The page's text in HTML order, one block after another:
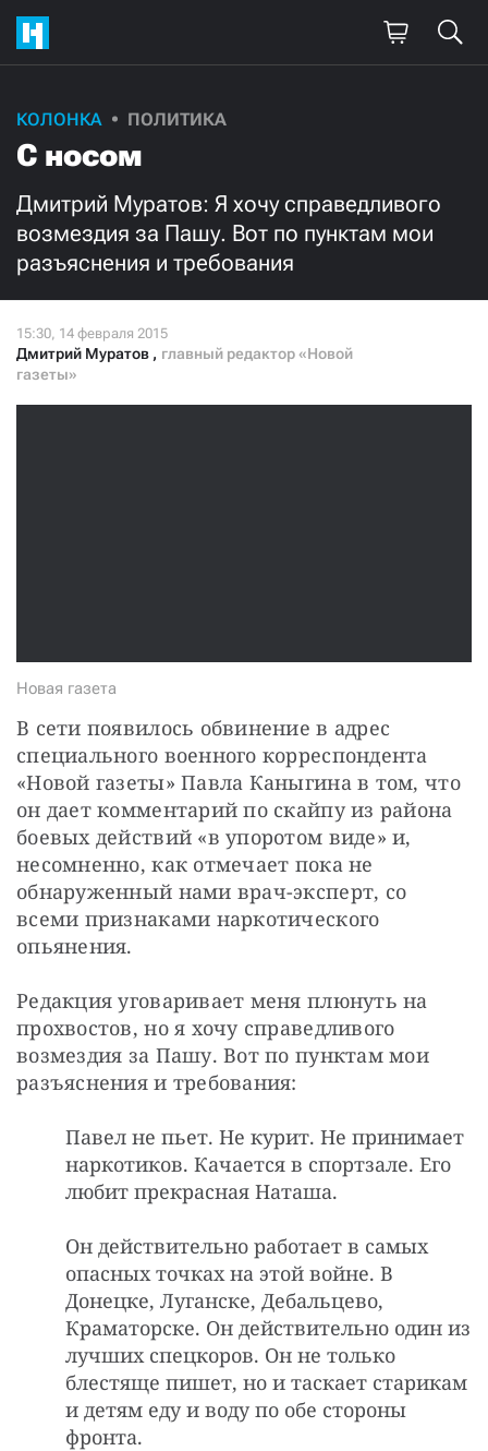
КОЛОНКА ПОЛИТИКА
С носом
Дмитрий Муратов: Я хочу справедливого
возмездия за Пашу. Вот по пунктам мои
разъяснения и требования
Дмитрий Муратов , главный редактор «Новой
газеты»
Новая газета
В сети появилось обвинение в адрес
специального военного корреспондента
«Новой газеты» Павла Каныгина в том, что
он дает комментарий по скайпу из района
боевых действий «в упоротом виде» и,
несомненно, как отмечает пока не
обнаруженный нами врач-эксперт, со
всеми признаками наркотического
опьянения.
Редакция уговаривает меня плюнуть на
прохвостов, но я хочу справедливого
возмездия за Пашу. Вот по пунктам мои
разъяснения и требования:
Павел не пьет. Не курит. Не принимает
наркотиков. Качается в спортзале. Его
любит прекрасная Наташа.
Он действительно работает в самых
опасных точках на этой войне. В
Донецке, Луганске, Дебальцево,
Краматорске. Он действительно один из
лучших спецкоров. Он не только
блестяще пишет, но и таскает старикам
и детям еду и воду по обе стороны
фронта.
Поддержите
нашу работу!
Ежемесячно Разово
3000
500